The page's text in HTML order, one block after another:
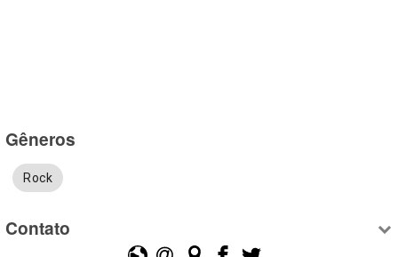
Gêneros
Rock
Contato